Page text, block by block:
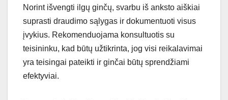
Norint išvengti ilgų ginčų, svarbu iš anksto aiškiai
suprasti draudimo sąlygas ir dokumentuoti visus
įvykius. Rekomenduojama konsultuotis su
teisininku, kad būtų užtikrinta, jog visi reikalavimai
yra teisingai pateikti ir ginčai būtų sprendžiami
efektyviai.